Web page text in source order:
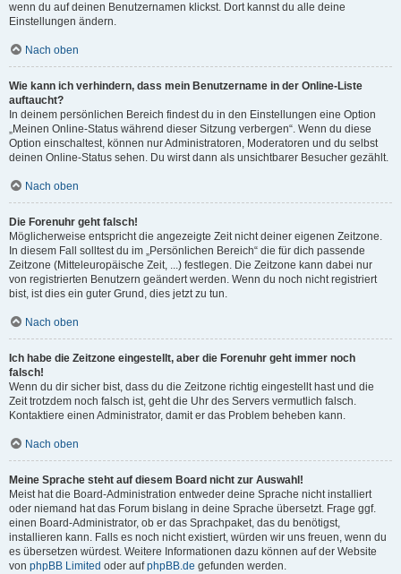
wenn du auf deinen Benutzernamen klickst. Dort kannst du alle deine
Einstellungen ändern.
Nach oben
Wie kann ich verhindern, dass mein Benutzername in der Online-Liste
auftaucht?
In deinem persönlichen Bereich findest du in den Einstellungen eine Option
„Meinen Online-Status während dieser Sitzung verbergen“. Wenn du diese
Option einschaltest, können nur Administratoren, Moderatoren und du selbst
deinen Online-Status sehen. Du wirst dann als unsichtbarer Besucher gezählt.
Nach oben
Die Forenuhr geht falsch!
Möglicherweise entspricht die angezeigte Zeit nicht deiner eigenen Zeitzone.
In diesem Fall solltest du im „Persönlichen Bereich“ die für dich passende
Zeitzone (Mitteleuropäische Zeit, ...) festlegen. Die Zeitzone kann dabei nur
von registrierten Benutzern geändert werden. Wenn du noch nicht registriert
bist, ist dies ein guter Grund, dies jetzt zu tun.
Nach oben
Ich habe die Zeitzone eingestellt, aber die Forenuhr geht immer noch
falsch!
Wenn du dir sicher bist, dass du die Zeitzone richtig eingestellt hast und die
Zeit trotzdem noch falsch ist, geht die Uhr des Servers vermutlich falsch.
Kontaktiere einen Administrator, damit er das Problem beheben kann.
Nach oben
Meine Sprache steht auf diesem Board nicht zur Auswahl!
Meist hat die Board-Administration entweder deine Sprache nicht installiert
oder niemand hat das Forum bislang in deine Sprache übersetzt. Frage ggf.
einen Board-Administrator, ob er das Sprachpaket, das du benötigst,
installieren kann. Falls es noch nicht existiert, würden wir uns freuen, wenn du
es übersetzen würdest. Weitere Informationen dazu können auf der Website
von phpBB Limited oder aufphpBB.de gefunden werden.